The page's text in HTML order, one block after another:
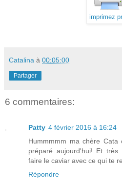
imprimez
Catalina à 00:05:00
Partager
6 commentaires:
Patty 4 février 2016 à 16:24
Hummmmm ma chère
préparé aujourd'hui! Et
faire le caviar avec ce qui te
Répondre